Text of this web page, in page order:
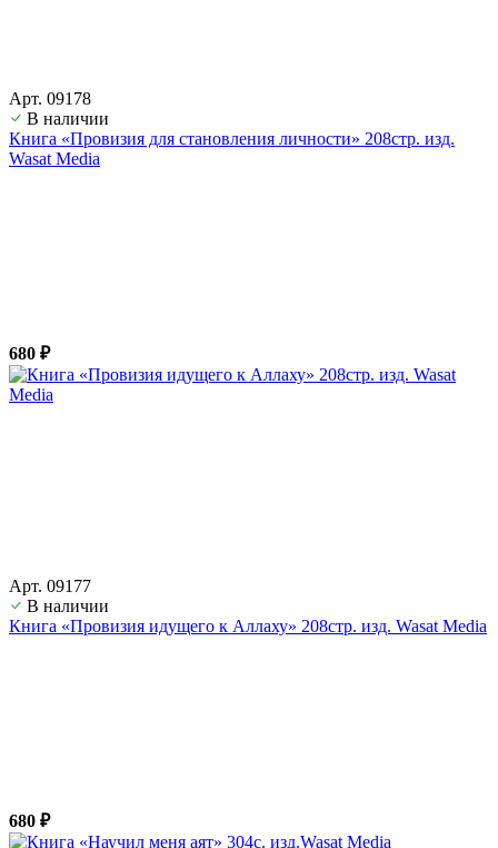
Арт. 09178
В наличии
Книга «Провизия для становления личности» 208стр. изд.
Wasat Media
680 ₽
Арт. 09177
В наличии
Книга «Провизия идущего к Аллаху» 208стр. изд. Wasat Media
680 ₽